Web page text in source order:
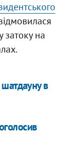
на
в